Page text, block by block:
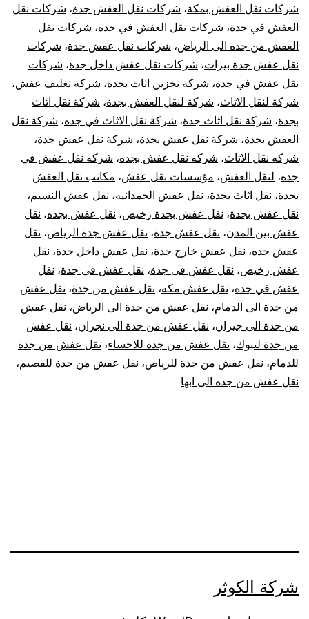
شركات نقل العفش بمكة، شركات نقل العفش جدة، شركات نقل
العفش في جدة، شركات نقل العفش في جده، شركات نقل
العفش من جده الى الرياض، شركات نقل عفش جدة، شركات
نقل عفش جدة بيزات، شركات نقل عفش داخل جدة، شركات
نقل عفش في جدة، شركة تخزين اثاث بجدة، شركة تغليف عفش،
شركة لنقل الاثاث، شركة لنقل العفش بجدة، شركة نقل اثاث
بجدة، شركة نقل اثاث جدة، شركة نقل الاثاث في جده، شركة نقل
العفش بجدة، شركة نقل عفش بجدة، شركة نقل عفش جدة،
شركه نقل الاثاث، شركه نقل عفش بجده، شركه نقل عفش في
جده، لنقل العفش، مؤسسات نقل عفش، مكاتب نقل العفش
بجدة، نقل اثاث بجدة، نقل عفش الحمدانيه، نقل عفش النسيم،
نقل عفش بجدة، نقل عفش بجدة رخيص، نقل عفش بجده، نقل
عفش بين المدن، نقل عفش جدة، نقل عفش جدة الرياض، نقل
عفش جده، نقل عفش خارج جدة، نقل عفش داخل جدة، نقل
عفش رخيص، نقل عفش فى جدة، نقل عفش في جدة، نقل
عفش في جده، نقل عفش مكه، نقل عفش من جدة، نقل عفش
من جدة الى الدمام، نقل عفش من جدة الى الرياض، نقل عفش
من جدة الى جيزان، نقل عفش من جدة الى نجران، نقل عفش
من جدة لتبوك، نقل عفش من جدة للاحساء، نقل عفش من جدة
للدمام، نقل عفش من جدة للرياض، نقل عفش من جدة للقصيم،
نقل عفش من جده الى ابها
شركة الكوثر